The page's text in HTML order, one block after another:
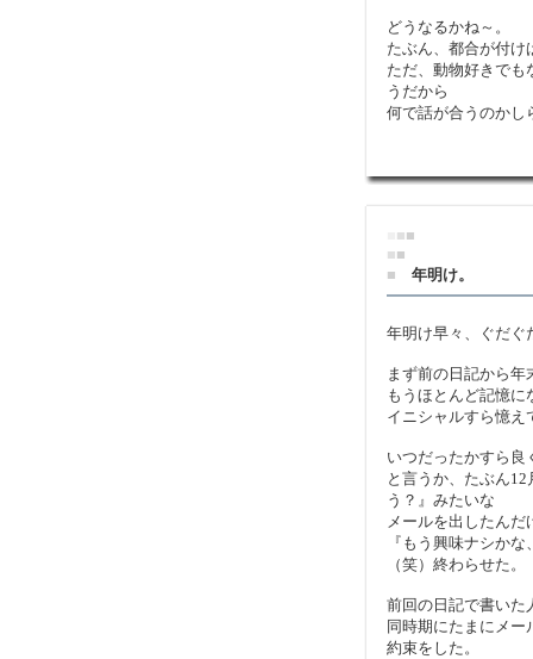
どうなるかね～。
たぶん、都合が付け
ただ、動物好きでも
うだから
何で話が合うのかし
■■
■■
■
年明け。
年明け早々、ぐだぐ
まず前の日記から年
もうほとんど記憶
イニシャルすら憶え
いつだったかすら良
と言うか、たぶん
う？』みたいな
メールを出したん
『もう興味ナシか
（笑）終わらせた。
前回の日記で書いた
同時期にたまにメ
約束をした。